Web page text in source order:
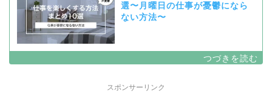
選〜月曜日の仕事が憂鬱になら
ない方法〜
スポンサーリンク